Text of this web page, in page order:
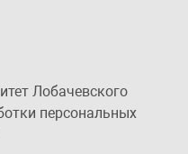
Лобачевского
персональных